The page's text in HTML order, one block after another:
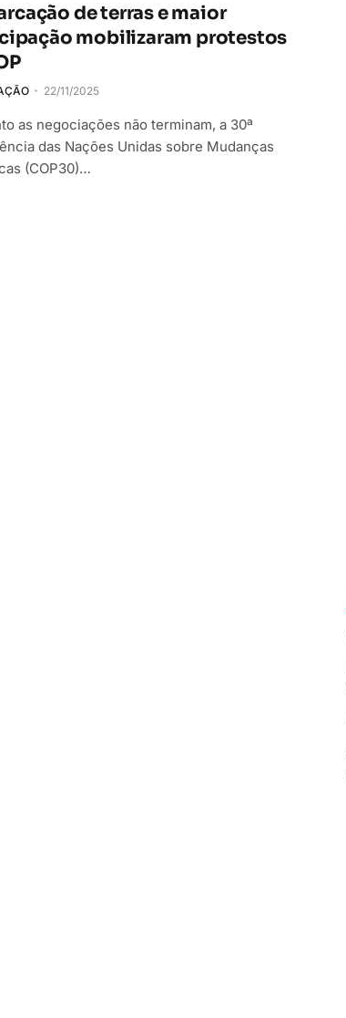
de terras e maior
mobilizaram protestos
22/11/2025
as negociações não terminam, a 30ª
das Nações Unidas sobre Mudanças
(COP30)…